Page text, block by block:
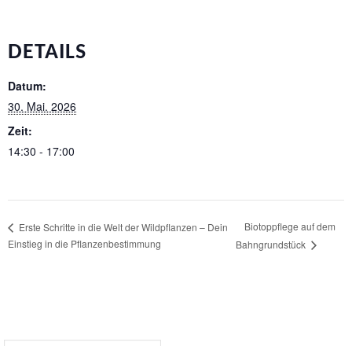
DETAILS
Datum:
30. Mai. 2026
Zeit:
14:30 - 17:00
Erste Schritte in die Welt der Wildpflanzen – Dein
Einstieg in die Pflanzenbestimmung
Biotoppflege auf dem
Bahngrundstück